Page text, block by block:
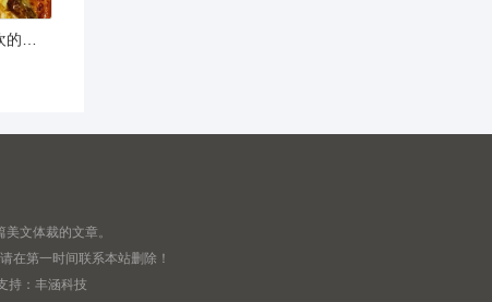
文体裁的文章。
在第一时间联系本站删除！
持： 丰涵科技